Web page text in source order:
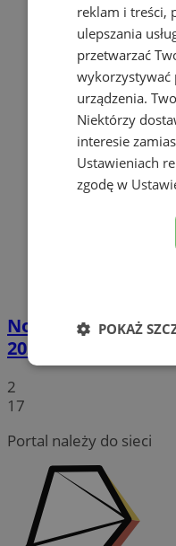
Nocny Festiwal
2025 [FOTORELACJA]
2
17
Portal należy do sieci
reklam i treści,
ulepszania
przetwarzać
wykorzystywać
urządzenia.
Niektórzy
interesie
Ustawieniach
zgodę w
POKAŻ
Niezbędne